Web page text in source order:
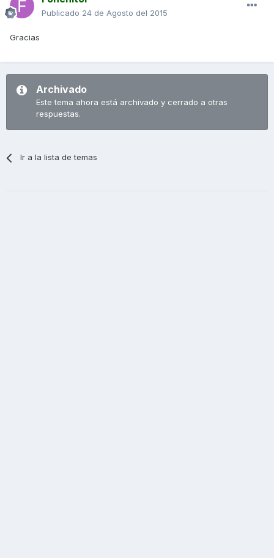
Publicado 24 de Agosto del 2015
Gracias
Archivado
Este tema ahora está archivado y cerrado a otras
respuestas.
Ir a la lista de temas